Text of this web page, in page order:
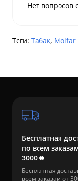
Нет вопросов
Теги: Табак, Molfar
Бесплатная
по всем
3000 ₴
Бесплатная
всем заказам от